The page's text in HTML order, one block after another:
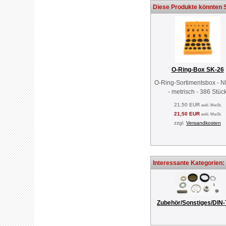
Diese Produkte könnten
O-Ring-Box SK-26
O-Ring-Sortimentsbox -
- metrisch - 386
21,50 EUR exkl. MwSt.
21,50 EUR exkl. MwSt.
zzgl. Versandkosten
Interessante Kategorien:
Zubehör/Sonstiges/DIN-